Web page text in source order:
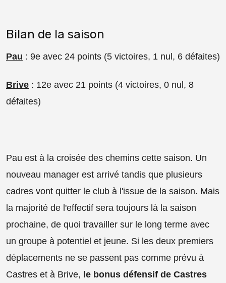
Bilan de la saison
Pau : 9e avec 24 points (5 victoires, 1 nul, 6 défaites)
Brive : 12e avec 21 points (4 victoires, 0 nul, 8
défaites)
Pau est à la croisée des chemins cette saison. Un
nouveau manager est arrivé tandis que plusieurs
cadres vont quitter le club à l'issue de la saison. Mais
la majorité de l'effectif sera toujours là la saison
prochaine, de quoi travailler sur le long terme avec
un groupe à potentiel et jeune. Si les deux premiers
déplacements ne se passent pas comme prévu à
Castres et à Brive, le bonus défensif de Castres